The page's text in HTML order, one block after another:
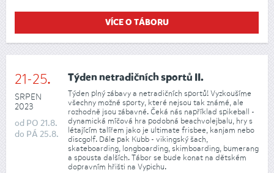
VÍCE O TÁBORU
21-25.
SRPEN
2023
od PO 21.8.
do PÁ 25.8.
Týden netradičních sportů II.
Týden plný zábavy a netradičních sportů! Vyzkoušíme
všechny možné sporty, které nejsou tak známé, ale
rozhodně jsou zábavné. Čeká nás například spikeball -
dynamická míčová hra podobná beachvolejbalu, hry s
létajícím talířem jako je ultimate frisbee, kanjam nebo
discgolf. Dále pak Kubb - vikingský šach,
skateboarding, longboarding, skimboarding, bumerang
a spousta dalších. Tábor se bude konat na dětském
dopravním hřišti na Vypichu.